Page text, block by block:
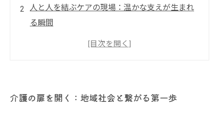
人と人を結ぶケアの現場：温かな支えが生まれ
る瞬間
地域に根ざした介護がもたらす変化と成長の物
歩むこれから
介護の扉を開く：地域社会と繋がる第一歩